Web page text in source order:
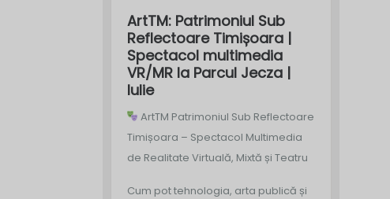
ArtTM: Patrimoniul Sub
Reflectoare Timișoara |
Spectacol multimedia
VR/MR la Parcul Jecza |
Iulie
ArtTM Patrimoniul Sub Reflectoare
Timișoara – Spectacol Multimedia
de Realitate Virtuală, Mixtă și Teatru
Cum pot tehnologia, arta publică și